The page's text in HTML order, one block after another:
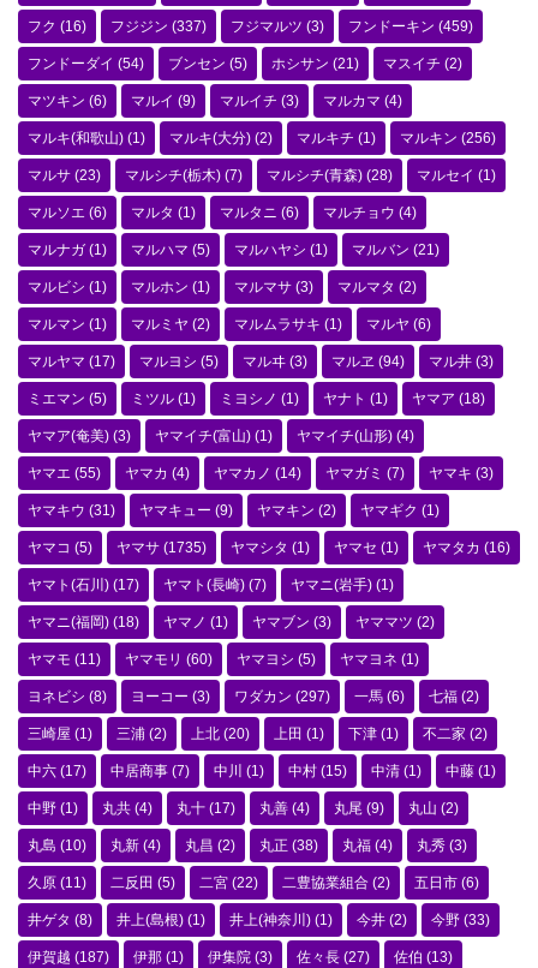
フク (16) フジジン (337) フジマルツ (3) フンドーキン (459)
フンドーダイ (54) ブンセン (5) ホシサン (21) マスイチ (2)
マツキン (6) マルイ (9) マルイチ (3) マルカマ (4)
マルキ(和歌山) (1) マルキ(大分) (2) マルキチ (1) マルキン (256)
マルサ (23) マルシチ(栃木) (7) マルシチ(青森) (28) マルセイ (1)
マルソエ (6) マルタ (1) マルタニ (6) マルチョウ (4)
マルナガ (1) マルハマ (5) マルハヤシ (1) マルバン (21)
マルビシ (1) マルホン (1) マルマサ (3) マルマタ (2)
マルマン (1) マルミヤ (2) マルムラサキ (1) マルヤ (6)
マルヤマ (17) マルヨシ (5) マルヰ (3) マルヱ (94) マル井 (3)
ミエマン (5) ミツル (1) ミヨシノ (1) ヤナト (1) ヤマア (18)
ヤマア(奄美) (3) ヤマイチ(富山) (1) ヤマイチ(山形) (4)
ヤマエ (55) ヤマカ (4) ヤマカノ (14) ヤマガミ (7) ヤマキ (3)
ヤマキウ (31) ヤマキュー (9) ヤマキン (2) ヤマギク (1)
ヤマコ (5) ヤマサ (1735) ヤマシタ (1) ヤマセ (1) ヤマタカ (16)
ヤマト(石川) (17) ヤマト(長崎) (7) ヤマニ(岩手) (1)
ヤマニ(福岡) (18) ヤマノ (1) ヤマブン (3) ヤママツ (2)
ヤマモ (11) ヤマモリ (60) ヤマヨシ (5) ヤマヨネ (1)
ヨネビシ (8) ヨーコー (3) ワダカン (297) 一馬 (6) 七福 (2)
三崎屋 (1) 三浦 (2) 上北 (20) 上田 (1) 下津 (1) 不二家 (2)
中六 (17) 中居商事 (7) 中川 (1) 中村 (15) 中清 (1) 中藤 (1)
中野 (1) 丸共 (4) 丸十 (17) 丸善 (4) 丸尾 (9) 丸山 (2)
丸島 (10) 丸新 (4) 丸昌 (2) 丸正 (38) 丸福 (4) 丸秀 (3)
久原 (11) 二反田 (5) 二宮 (22) 二豊協業組合 (2) 五日市 (6)
井ゲタ (8) 井上(島根) (1) 井上(神奈川) (1) 今井 (2) 今野 (33)
伊賀越 (187) 伊那 (1) 伊集院 (3) 佐々長 (27) 佐伯 (13)